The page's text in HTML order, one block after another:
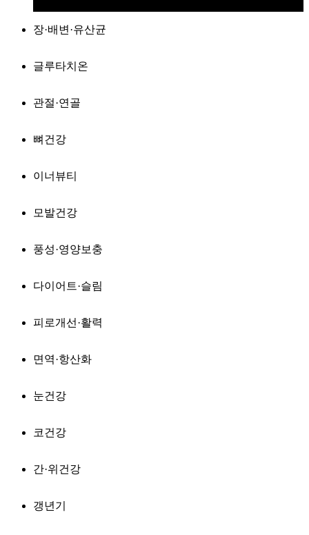
장·배변·유산균
글루타치온
관절·연골
뼈건강
이너뷰티
모발건강
풍성·영양보충
다이어트·슬림
피로개선·활력
면역·항산화
눈건강
코건강
간·위건강
갱년기